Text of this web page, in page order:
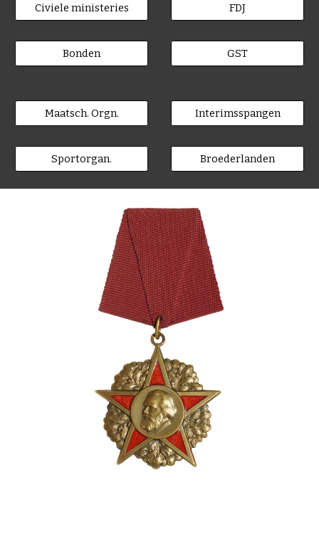
Civiele ministeries
Bonden
FDJ
GST
Maatsch. Orgn.
Sportorgan.
Interimsspangen
Broederlanden